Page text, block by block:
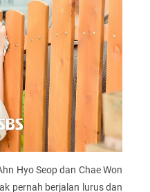
Hyo Seop dan Chae Won
pernah berjalan lurus dan